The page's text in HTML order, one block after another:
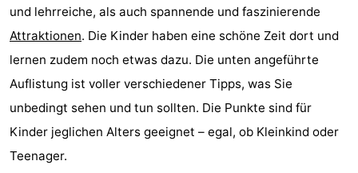
Domburg
Westhove
Hotels
Zimmer
(mit
Frühstück)
Lastminutes
Strand
und lehrreiche, als auch spannende und faszinierende
Attraktionen. Die Kinder haben eine schöne Zeit dort und
lernen zudem noch etwas dazu. Die unten angeführte
Auflistung ist voller verschiedener Tipps, was Sie
unbedingt sehen und tun sollten. Die Punkte sind für
Kinder jeglichen Alters geeignet – egal, ob Kleinkind oder
Teenager.